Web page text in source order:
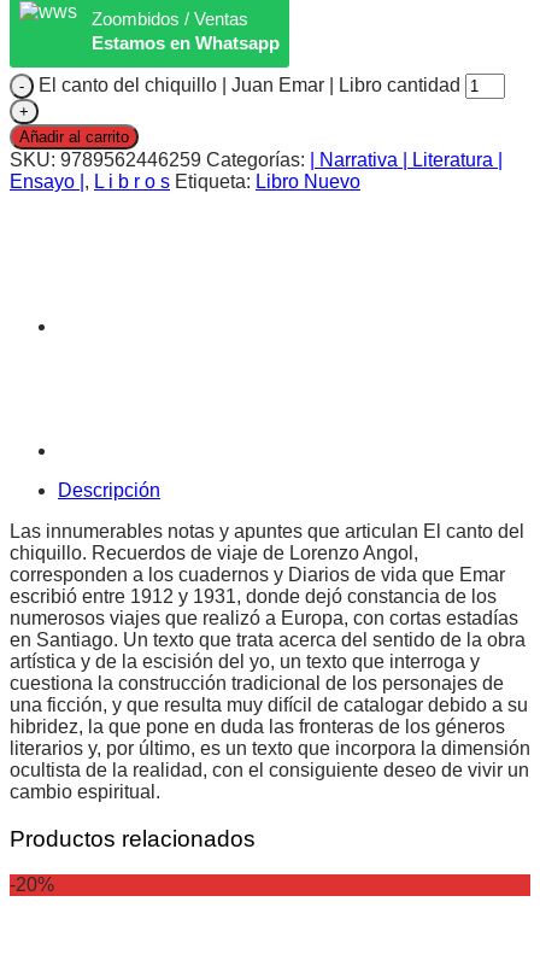
Zoombidos / Ventas
Estamos en Whatsapp
El canto del chiquillo | Juan Emar | Libro cantidad
Añadir al carrito
SKU: 9789562446259 Categorías:
| Narrativa | Literatura |
Ensayo | , L i b r o s Etiqueta: Libro Nuevo
Descripción
Las innumerables notas y apuntes que articulan El canto del
chiquillo. Recuerdos de viaje de Lorenzo Angol,
corresponden a los cuadernos y Diarios de vida que Emar
escribió entre 1912 y 1931, donde dejó constancia de los
numerosos viajes que realizó a Europa, con cortas estadías
en Santiago. Un texto que trata acerca del sentido de la obra
artística y de la escisión del yo, un texto que interroga y
cuestiona la construcción tradicional de los personajes de
una ficción, y que resulta muy difícil de catalogar debido a su
hibridez, la que pone en duda las fronteras de los géneros
literarios y, por último, es un texto que incorpora la dimensión
ocultista de la realidad, con el consiguiente deseo de vivir un
cambio espiritual.
Productos relacionados
-20%